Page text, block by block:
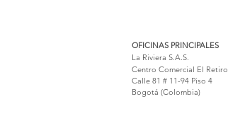
OFICINAS PRINCIPALES
La Riviera S.A.S.
Centro Comercial El Retiro
Calle 81 # 11-94 Piso 4
Bogotá (Colombia)